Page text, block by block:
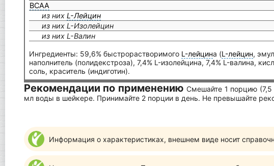
BCAA
из нихL-Лейцин
из них L-Изолейцин
из них L-Валин
Ингредиенты: 59,6% быстрорастворимого L-лейцина (L-лейцин,
наполнитель (полидекстроза), 7,4% L-изолейцина, 7,4% L-валина,
соль, краситель (индиготин).
Рекомендации по применению Смешайте 1 порцию
мл воды в шейкере. Принимайте 2 порции в день. Не превышайте
Информация о характеристиках, внешнем виде носит